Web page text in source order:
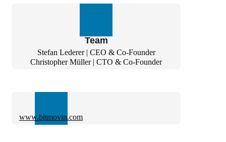
Team
Stefan Lederer | CEO & Co-Founder
Christopher Müller | CTO & Co-Founder
www.bitmovin.com